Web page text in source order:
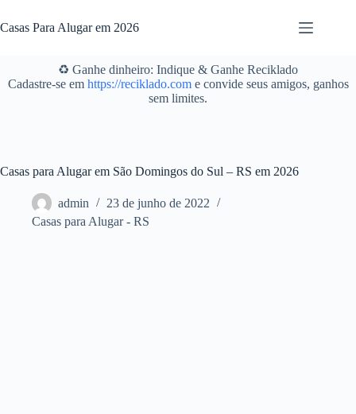
para
o
Casas Para Alugar em 2026
♻️ Ganhe dinheiro: Indique & Ganhe Reciklado
Cadastre-se em https://reciklado.come convide seus amigos, ganhos
sem limites.
Casas para Alugar em São Domingos do Sul – RS em 2026
admin
23 de junho de 2022
Casas para Alugar - RS